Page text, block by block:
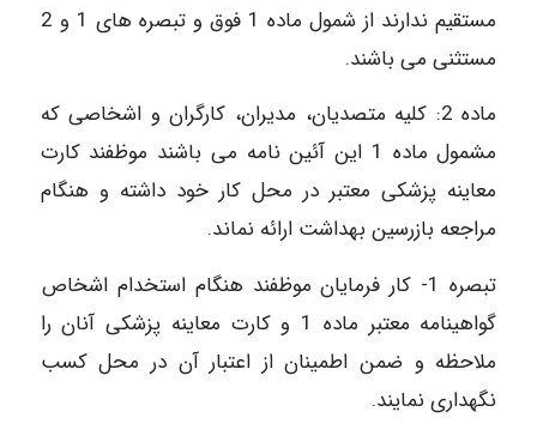
مستقیم ندارند از شمول ماده 1 فوق و تبصره های 1 و 2
مستثنی می باشند.
ماده 2: کلیه متصدیان، مدیران، کارگران و اشخاصی که
مشمول ماده 1 این آئین نامه می باشند موظفند کارت
معاینه پزشکی معتبر در محل کار خود داشته و هنگام
مراجعه بازرسین بهداشت ارائه نماند.
تبصره 1- کار فرمایان موظفند هنگام استخدام اشخاص
گواهینامه معتبر ماده 1 و کارت معاینه پزشکی آنان را
ملاحظه و ضمن اطمینان از اعتبار آن در محل کسب
نگهداری نمایند.